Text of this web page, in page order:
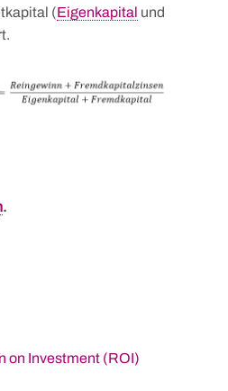
(Eigenkapital und
.
on Investment (ROI)